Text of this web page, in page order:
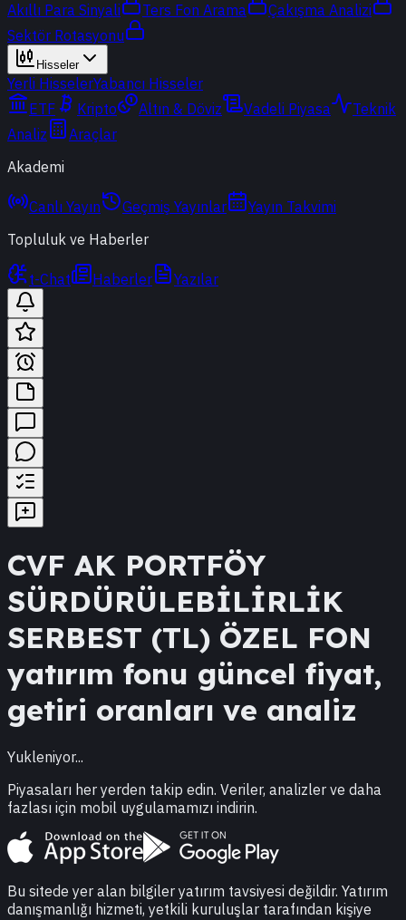
Akıllı Para Sinyali
Ters Fon Arama
Çakışma Analizi
Sektör Rotasyonu
Hisseler
Yerli HisselerYabancı Hisseler
ETF
Kripto Altın & Döviz Vadeli Piyasa
Teknik
Analiz
Araçlar
Akademi
Canlı Yayın Geçmiş Yayınlar
Yayın Takvimi
Topluluk ve Haberler
t-Chat Haberler Yazılar
CVF AK PORTFÖY
SÜRDÜRÜLEBİLİRLİK
SERBEST (TL) ÖZEL FON
yatırım fonu güncel fiyat,
getiri oranları ve analiz
Yukleniyor...
Piyasaları her yerden takip edin. Veriler, analizler ve daha
fazlası için mobil uygulamamızı indirin.
Bu sitede yer alan bilgiler yatırım tavsiyesi değildir. Yatırım
danışmanlığı hizmeti, yetkili kuruluşlar tarafından kişiye